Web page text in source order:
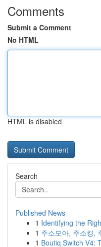
Comments
Submit a Comment
No HTML
HTML is disabled
Search
Published News
1 Identifying the
1 주소모아, 주소킹,
1 Boutiq Switch V4: